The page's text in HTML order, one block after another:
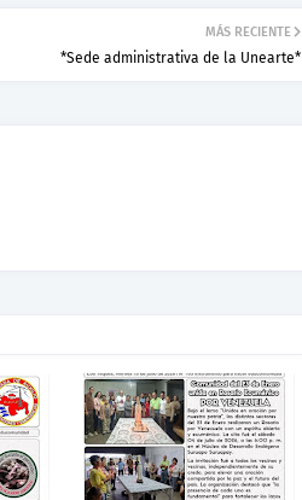
MÁS RECIENTE
*Sede administrativa de la Unearte*